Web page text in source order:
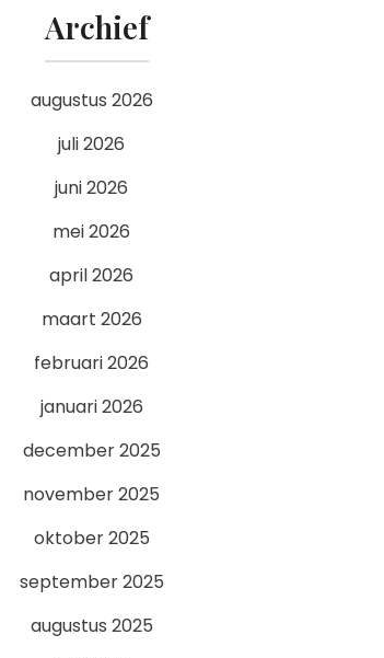
Archief
augustus 2026
juli 2026
juni 2026
mei 2026
april 2026
maart 2026
februari 2026
januari 2026
december 2025
november 2025
oktober 2025
september 2025
augustus 2025